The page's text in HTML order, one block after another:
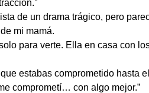
de un drama trágico, pero
mi mamá.
para verte. Ella en casa con
estabas comprometido hasta
comprometí… con algo mejor.”